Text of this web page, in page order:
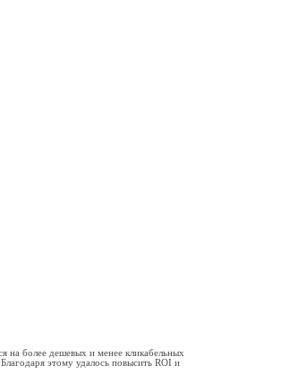
на более дешевых и менее кликабельных
этому удалось повысить ROI и